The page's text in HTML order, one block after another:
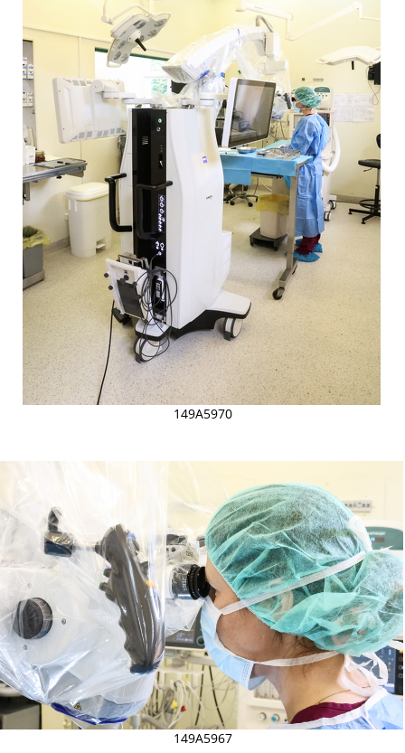
149A5970
149A5967